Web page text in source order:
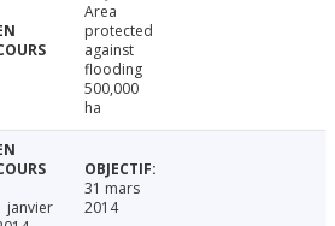
Area
protected
against
flooding
500,000
ha
janvier
31 mars
2014